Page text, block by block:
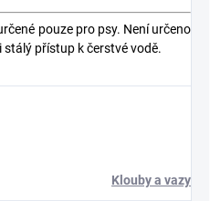
pouze pro psy. Není určeno
stálý přístup k čerstvé vodě.
Klouby a vazy